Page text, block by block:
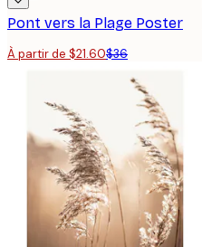
Pont vers la Plage Poster
À partir de $21.60$36